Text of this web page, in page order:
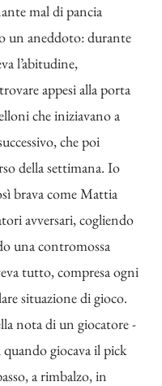
mal di pancia
un aneddoto: durante
l’abitudine,
appesi alla porta
che iniziavano a
che poi
della settimana. Io
brava come Mattia
avversari, cogliendo
una contromossa
tutto, compresa ogni
situazione di gioco.
nota di un giocatore -
giocava il pick
a rimbalzo, in